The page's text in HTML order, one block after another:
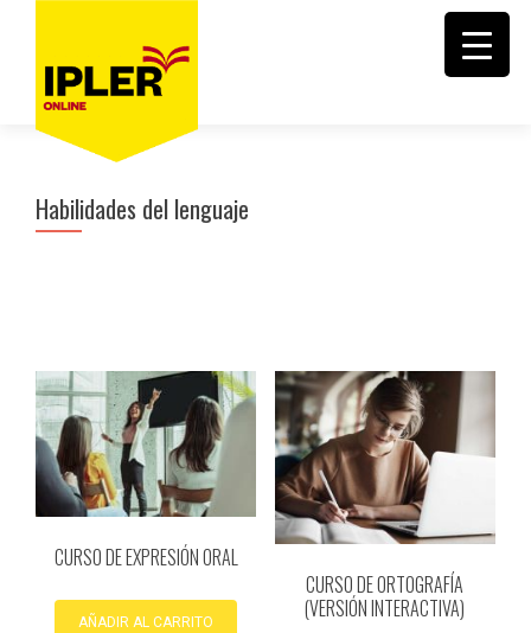
Habilidades del lenguaje
CURSO DE EXPRESIÓN ORAL
AÑADIR AL CARRITO
CURSO DE ORTOGRAFÍA
(VERSIÓN INTERACTIVA)